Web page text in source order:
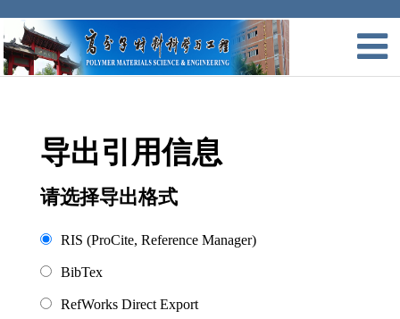
导出引用信息
请选择导出格式
RIS (ProCite, Reference Manager)
BibTex
RefWorks Direct Export